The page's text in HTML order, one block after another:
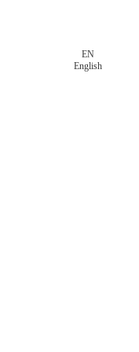
EN
English